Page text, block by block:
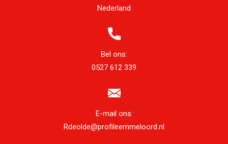
Nederland
Bel ons:
0527 612 339
E-mail ons:
Rdeolde@profileemmeloord.nl